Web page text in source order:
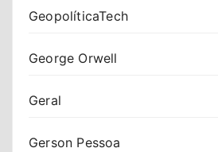
GeopolíticaTech
George Orwell
Geral
Gerson Pessoa